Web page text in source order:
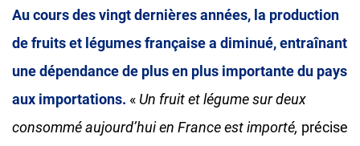
Au cours des vingt dernières années, la production
de fruits et légumes française a diminué, entraînant
une dépendance de plus en plus importante du pays
aux importations. « Un fruit et légume sur deux
consommé aujourd’hui en France est importé, précise